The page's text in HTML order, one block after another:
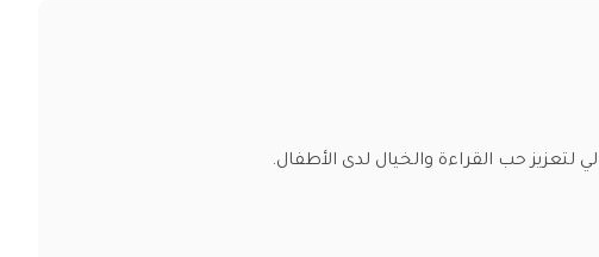
لتعزيز حب القراءة والخيال لدى الأطفال.